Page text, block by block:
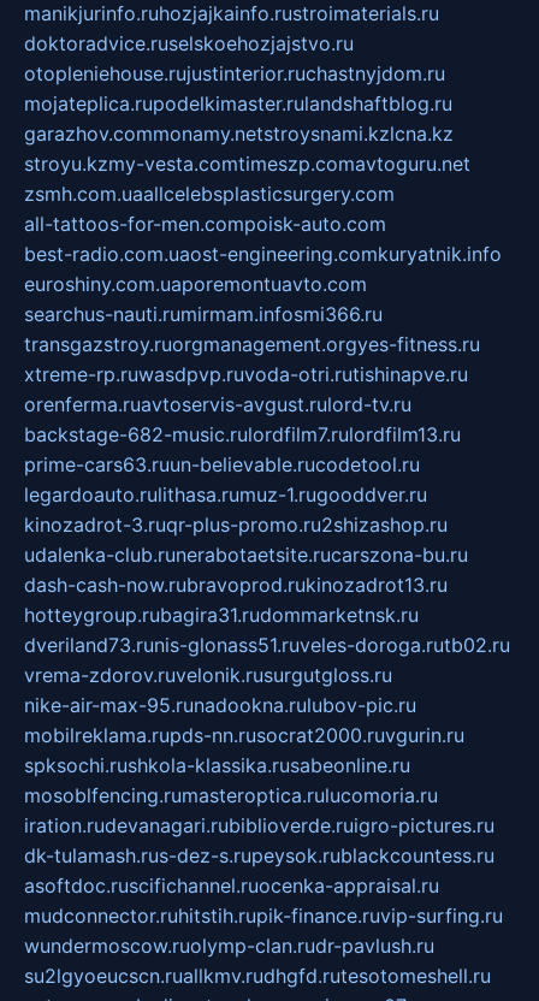
manikjurinfo.ruhozjajkainfo.rustroimaterials.ru
doktoradvice.ruselskoehozjajstvo.ru
otopleniehouse.rujustinterior.ruchastnyjdom.ru
mojateplica.rupodelkimaster.rulandshaftblog.ru
garazhov.commonamy.netstroysnami.kzlcna.kz
stroyu.kzmy-vesta.comtimeszp.comavtoguru.net
zsmh.com.uaallcelebsplasticsurgery.com
all-tattoos-for-men.compoisk-auto.com
best-radio.com.uaost-engineering.comkuryatnik.info
euroshiny.com.uaporemontuavto.com
searchus-nauti.rumirmam.infosmi366.ru
transgazstroy.ruorgmanagement.orgyes-fitness.ru
xtreme-rp.ruwasdpvp.ruvoda-otri.rutishinapve.ru
orenferma.ruavtoservis-avgust.rulord-tv.ru
backstage-682-music.rulordfilm7.rulordfilm13.ru
prime-cars63.ruun-believable.rucodetool.ru
legardoauto.rulithasa.rumuz-1.rugooddver.ru
kinozadrot-3.ruqr-plus-promo.ru2shizashop.ru
udalenka-club.runerabotaetsite.rucarszona-bu.ru
dash-cash-now.rubravoprod.rukinozadrot13.ru
hotteygroup.rubagira31.rudommarketnsk.ru
dveriland73.runis-glonass51.ruveles-doroga.rutb02.ru
vrema-zdorov.ruvelonik.rusurgutgloss.ru
nike-air-max-95.runadookna.rulubov-pic.ru
mobilreklama.rupds-nn.rusocrat2000.ruvgurin.ru
spksochi.rushkola-klassika.rusabeonline.ru
mosoblfencing.rumasteroptica.rulucomoria.ru
iration.rudevanagari.rubiblioverde.ruigro-pictures.ru
dk-tulamash.rus-dez-s.rupeysok.rublackcountess.ru
asoftdoc.ruscifichannel.ruocenka-appraisal.ru
mudconnector.ruhitstih.rupik-finance.ruvip-surfing.ru
wundermoscow.ruolymp-clan.rudr-pavlush.ru
su2lgyoeucscn.ruallkmv.rudhgfd.rutesotomeshell.ru